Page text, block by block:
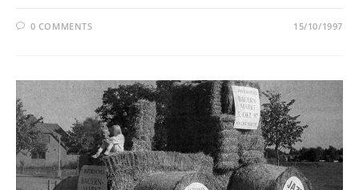
0 COMMENTS 15/10/1997